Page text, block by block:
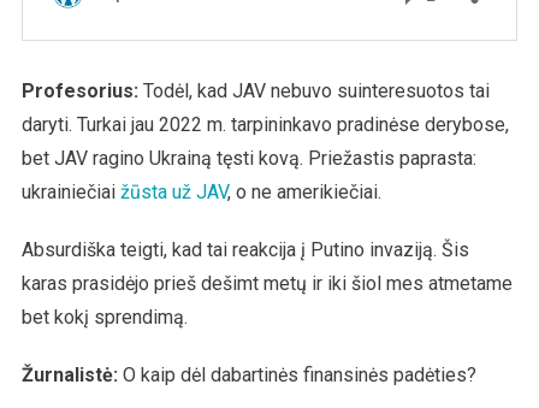
Profesorius: Todėl, kad JAV nebuvo suinteresuotos tai
daryti. Turkai jau 2022 m. tarpininkavo pradinėse derybose,
bet JAV ragino Ukrainą tęsti kovą. Priežastis paprasta:
ukrainiečiai žūsta už JAV, o ne amerikiečiai.
Absurdiška teigti, kad tai reakcija į Putino invaziją. Šis
karas prasidėjo prieš dešimt metų ir iki šiol mes atmetame
bet kokį sprendimą.
Žurnalistė: O kaip dėl dabartinės finansinės padėties?